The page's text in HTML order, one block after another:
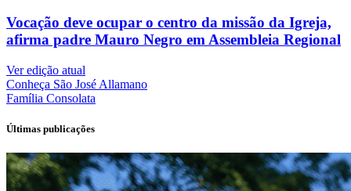
Vocação deve ocupar o centro da missão da Igreja,
afirma padre Mauro Negro em Assembleia Regional
Ver edição atual
Conheça São José Allamano
Família Consolata
Últimas publicações